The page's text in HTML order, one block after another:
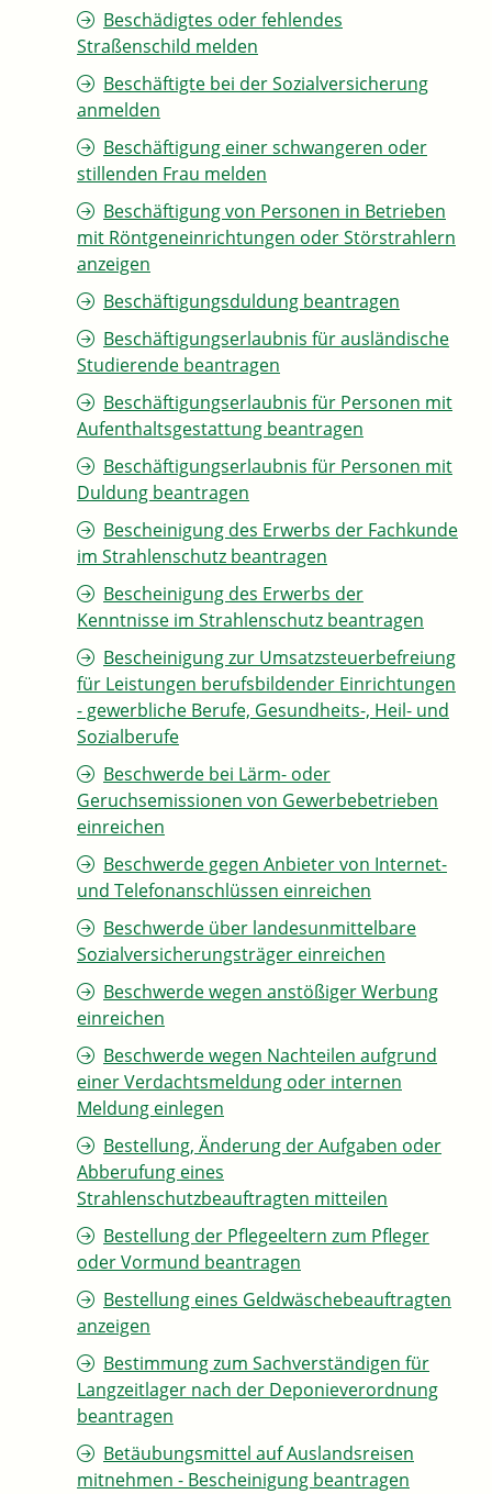
Beschädigtes oder fehlendes
Straßenschild melden
Beschäftigte bei der Sozialversicherung
anmelden
Beschäftigung einer schwangeren oder
stillenden Frau melden
Beschäftigung von Personen in Betrieben
mit Röntgeneinrichtungen oder Störstrahlern
anzeigen
Beschäftigungsduldung beantragen
Beschäftigungserlaubnis für ausländische
Studierende beantragen
Beschäftigungserlaubnis für Personen mit
Aufenthaltsgestattung beantragen
Beschäftigungserlaubnis für Personen mit
Duldung beantragen
Bescheinigung des Erwerbs der Fachkunde
im Strahlenschutz beantragen
Bescheinigung des Erwerbs der
Kenntnisse im Strahlenschutz beantragen
Bescheinigung zur Umsatzsteuerbefreiung
für Leistungen berufsbildender Einrichtungen
- gewerbliche Berufe, Gesundheits-, Heil- und
Sozialberufe
Beschwerde bei Lärm- oder
Geruchsemissionen von Gewerbebetrieben
einreichen
Beschwerde gegen Anbieter von Internet-
und Telefonanschlüssen einreichen
Beschwerde über landesunmittelbare
Sozialversicherungsträger einreichen
Beschwerde wegen anstößiger Werbung
einreichen
Beschwerde wegen Nachteilen aufgrund
einer Verdachtsmeldung oder internen
Meldung einlegen
Bestellung, Änderung der Aufgaben oder
Abberufung eines
Strahlenschutzbeauftragten mitteilen
Bestellung der Pflegeeltern zum Pfleger
oder Vormund beantragen
Bestellung eines Geldwäschebeauftragten
anzeigen
Bestimmung zum Sachverständigen für
Langzeitlager nach der Deponieverordnung
beantragen
Betäubungsmittel auf Auslandsreisen
mitnehmen - Bescheinigung beantragen